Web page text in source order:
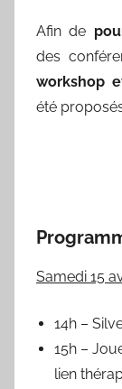
Afin de
des
workshop
été
Samedi 15
14h –
15h –
lien